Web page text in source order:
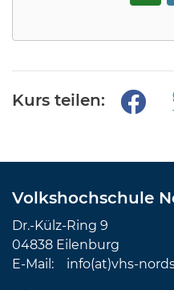
Kurs teilen:
Volkshochschule
Dr.-Külz-Ring 9
04838 Eilenburg
E-Mail: info(at)vhs-